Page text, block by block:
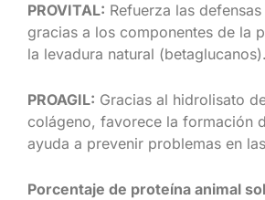
PROVITAL: Refuerza las
gracias a los componentes de la
la levadura natural (betaglucanos).
PROAGIL: Gracias al hidrolisato
colágeno, favorece la formación
ayuda a prevenir problemas en
Porcentaje de proteína animal